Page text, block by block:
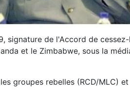
signature de l'Accord de
et le Zimbabwe, sous la
groupes rebelles (RCD/MLC) et